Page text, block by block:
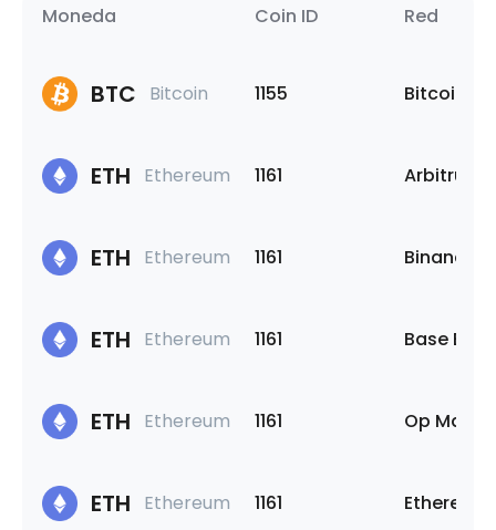
Moneda Coin ID Red
BTC Bitcoin 1155 Bitcoin
ETH Ethereum 1161 Arbitrum
ETH Ethereum 1161 Binance
ETH Ethereum 1161 Base
ETH Ethereum 1161 Op
ETH Ethereum 1161 Ethereum